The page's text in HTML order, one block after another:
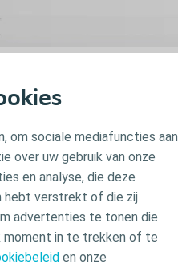
om sociale mediafuncties aan
over uw gebruik van onze
en analyse, die deze
hebt verstrekt of die zij
advertenties te tonen die
moment in te trekken of te
en onze
geschikt is voor u. U kan
te bestellen.
onze Coloplast Care
helpen.